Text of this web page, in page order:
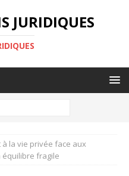
JURIDIQUES
à la vie privée face aux
équilibre fragile